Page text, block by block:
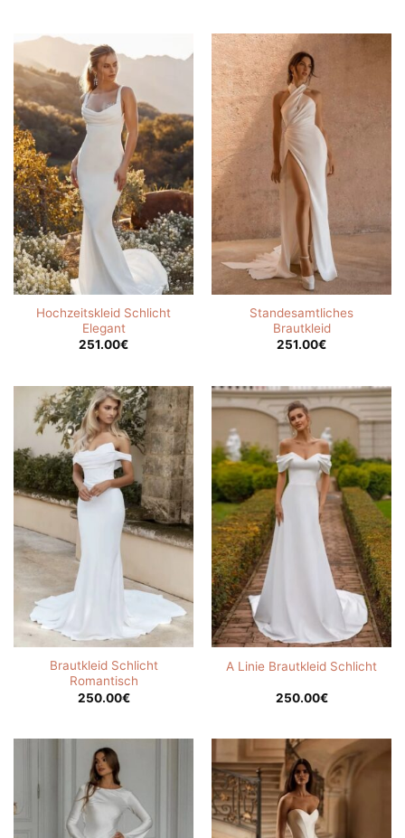
Hochzeitskleid Schlicht
Elegant
251.00€
Standesamtliches
Brautkleid
251.00€
Brautkleid Schlicht
Romantisch
250.00€
A Linie Brautkleid Schlicht
250.00€